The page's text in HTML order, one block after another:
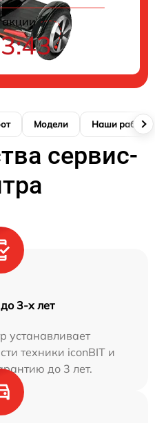
Модели Наши работы
сервис-
3-х лет
устанавливает
техники iconBIT и
до 3 лет.